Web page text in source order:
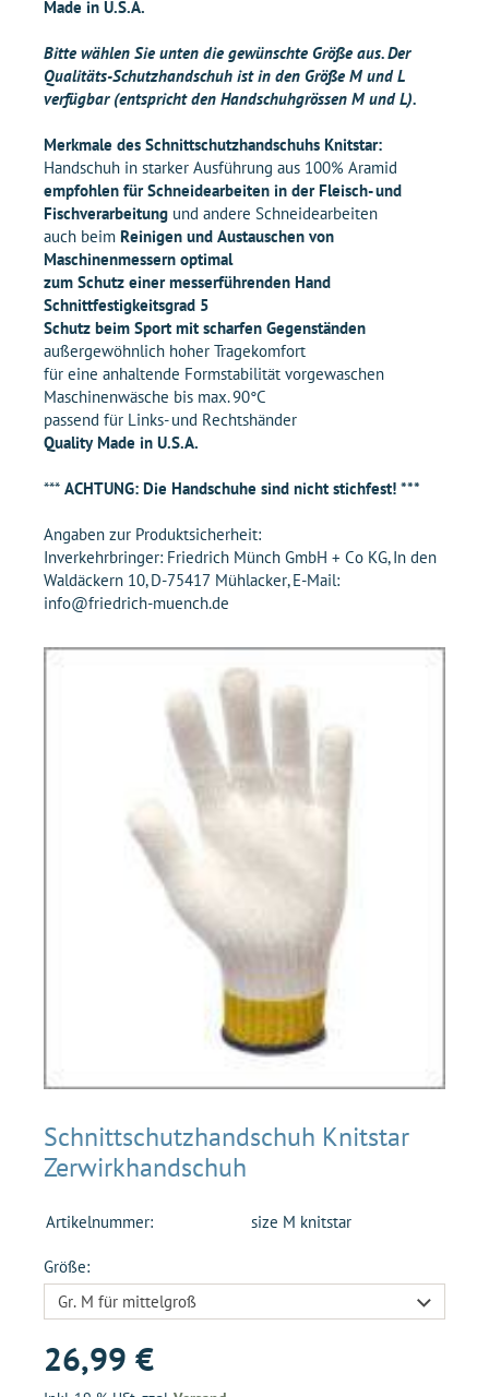
Made in U.S.A.
Bitte wählen Sie unten die gewünschte Größe aus. Der
Qualitäts-Schutzhandschuh ist in den Größe M und L
verfügbar (entspricht den Handschuhgrössen M und L).
Merkmale des Schnittschutzhandschuhs Knitstar:
Handschuh in starker Ausführung aus 100% Aramid
empfohlen für Schneidearbeiten in der Fleisch- und
Fischverarbeitung und andere Schneidearbeiten
auch beim Reinigen und Austauschen von
Maschinenmessern optimal
zum Schutz einer messerführenden Hand
Schnittfestigkeitsgrad 5
Schutz beim Sport mit scharfen Gegenständen
außergewöhnlich hoher Tragekomfort
für eine anhaltende Formstabilität vorgewaschen
Maschinenwäsche bis max. 90°C
passend für Links- und Rechtshänder
Quality Made in U.S.A.
*** ACHTUNG: Die Handschuhe sind nicht stichfest! ***
Angaben zur Produktsicherheit:
Inverkehrbringer: Friedrich Münch GmbH + Co KG, In den
Waldäckern 10, D-75417 Mühlacker, E-Mail:
info@friedrich-muench.de
Schnittschutzhandschuh Knitstar
Zerwirkhandschuh
Artikelnummer: size M knitstar
Größe:
26,99 €